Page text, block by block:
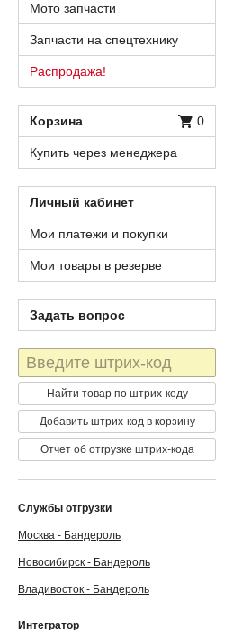
Мото запчасти
Запчасти на спецтехнику
Распродажа!
Корзина 0
Купить через менеджера
Личный кабинет
Мои платежи и покупки
Мои товары в резерве
Задать вопрос
Штрих-
код
Найти товар по штрих-коду
Добавить штрих-код в корзину
Отчет об отгрузке штрих-кода
Службы отгрузки
Москва - Бандероль
Новосибирск - Бандероль
Владивосток - Бандероль
Интегратор